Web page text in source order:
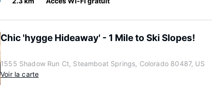
Chic 'hygge Hideaway' - 1 Mile to Ski Slopes!
1555 Shadow Run Ct, Steamboat Springs, Colorado 80487, US
Voir la carte